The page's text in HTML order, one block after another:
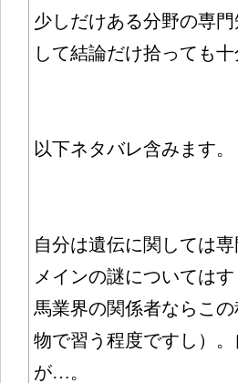
少しだけある分野の専
して結論だけ拾っても十
以下ネタバレ含みます。
自分は遺伝に関しては
メインの謎については
馬業界の関係者ならこ
物で習う程度ですし）
が…。